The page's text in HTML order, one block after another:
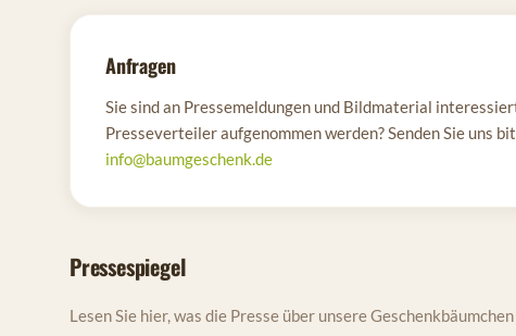
Anfragen
Sie sind an Pressemeldungen und Bildmaterial
Presseverteiler aufgenommen werden? Senden Sie uns
info@baumgeschenk.de
Pressespiegel
Lesen Sie hier, was die Presse über unsere